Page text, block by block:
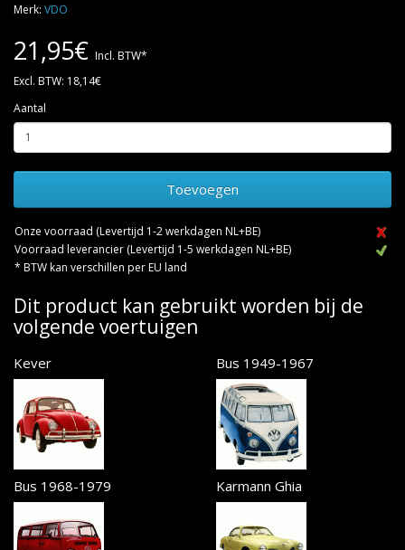
Merk: VDO
21,95€ Incl. BTW*
Excl. BTW: 18,14€
Aantal
Toevoegen
Onze voorraad (Levertijd 1-2 werkdagen NL+BE)
Voorraad leverancier (Levertijd 1-5 werkdagen NL+BE)
* BTW kan verschillen per EU land
Dit product kan gebruikt worden bij de
volgende voertuigen
Kever Bus 1949-1967
Bus 1968-1979 Karmann Ghia